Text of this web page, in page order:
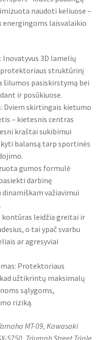
naudoti keliuose –
energingoms laisvalaikio
3D lamelių
struktūrinį
pasiskirstymą bei
ir posūkiuose.
Dviem skirtingais kietumo
– kietesnis centras
kraštai sukibimui
balansą tarp sportinės
gumos formulė
darbinę
važiavimui
leidžia greitai ir
o tai ypač svarbu
ar agresyviai
Protektoriaus
užtikrintų maksimalų
sąlygoms,
riziką.
MT-09, Kawasaki
S750, Triumph Street Triple